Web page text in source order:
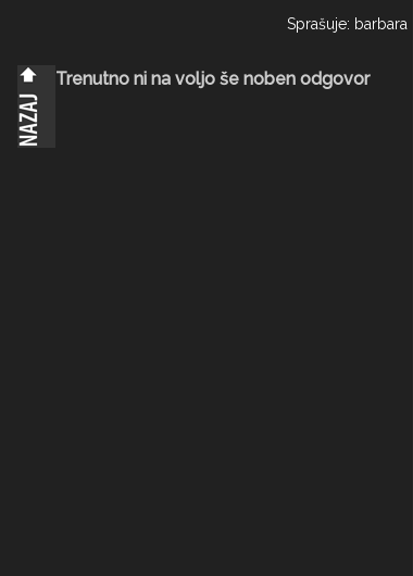
Sprašuje: barbara
Trenutno ni na voljo še noben odgovor